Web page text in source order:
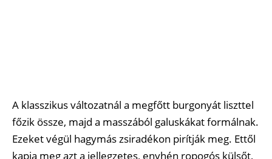
A klasszikus változatnál a megfőtt burgonyát liszttel
főzik össze, majd a masszából galuskákat formálnak.
Ezeket végül hagymás zsiradékon pirítják meg. Ettől
kapja meg azt a jellegzetes, enyhén ropogós külsőt,